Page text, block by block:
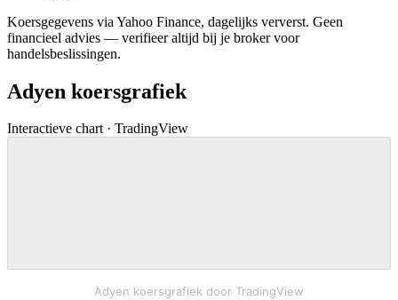
Koersgegevens via Yahoo Finance, dagelijks ververst. Geen
financieel advies — verifieer altijd bij je broker voor
handelsbeslissingen.
Adyen koersgrafiek
Interactieve chart · TradingView
Adyen koersgrafiek door TradingView